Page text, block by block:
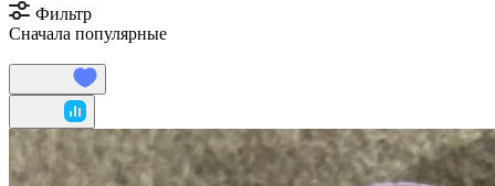
Фильтр
Сначала популярные